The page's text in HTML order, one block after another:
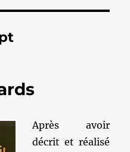
Après avoir
décrit et réalisé